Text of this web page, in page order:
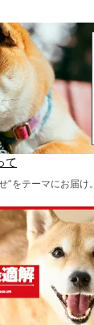
て
”をテーマにお届け。